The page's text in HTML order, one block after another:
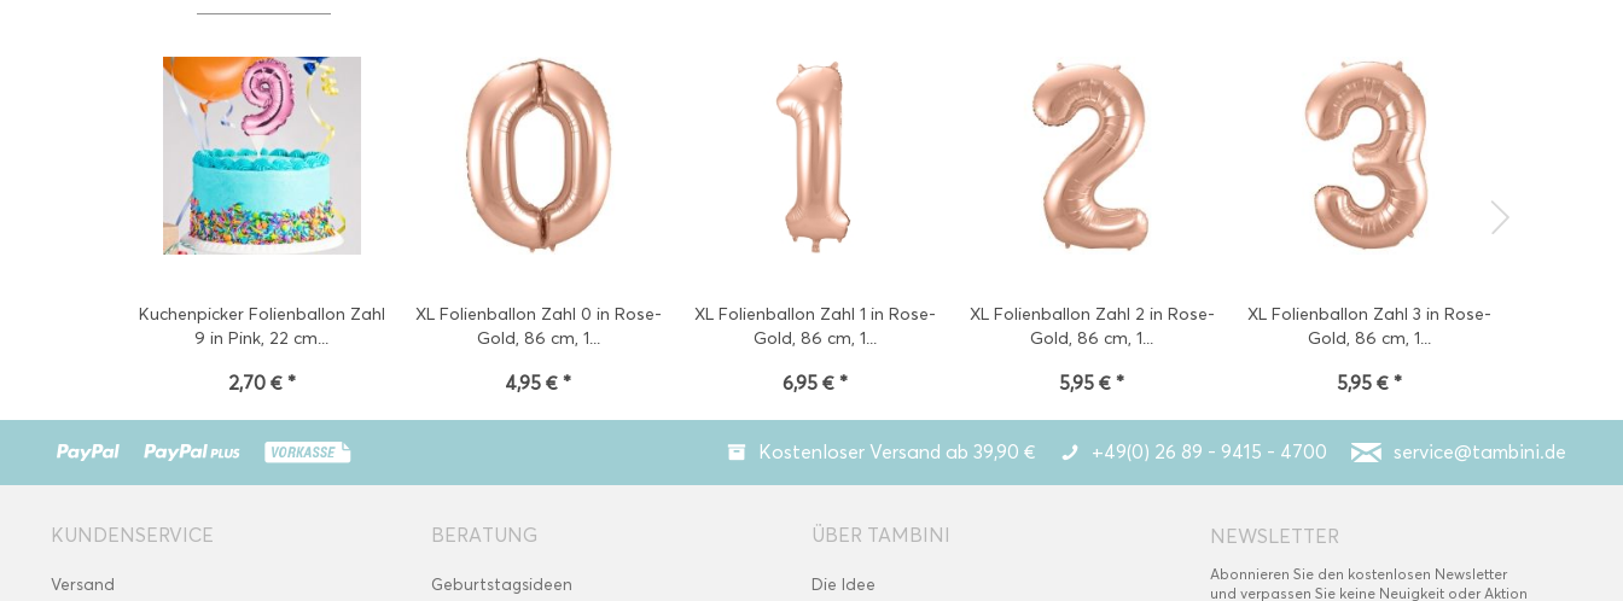
Kuchenpicker Folienballon Zahl
9 in Pink, 22 cm...
2,70 € *
XL Folienballon Zahl 0 in Rose-
Gold, 86 cm, 1...
4,95 € *
XL Folienballon Zahl 1 in Rose-
Gold, 86 cm, 1...
6,95 € *
XL Folienballon Zahl 2 in Rose-
Gold, 86 cm, 1...
5,95 € *
XL Folienballon Zahl 3 in Rose-
Gold, 86 cm, 1...
5,95 € *
Kostenloser Versand ab 39,90 € +49(0) 26 89 - 9415 - 4700 service@tambini.de
KUNDENSERVICE
Versand
BERATUNG
Geburtstagsideen
ÜBER TAMBINI
Die Idee
NEWSLETTER
Abonnieren Sie den kostenlosen Newsletter
und verpassen Sie keine Neuigkeit oder Aktion